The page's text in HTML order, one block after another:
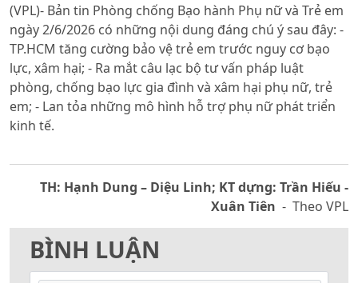
10s
10s
(VPL)- Bản tin Phòng chống Bạo hành Phụ nữ và Trẻ em
ngày 2/6/2026 có những nội dung đáng chú ý sau đây: -
TP.HCM tăng cường bảo vệ trẻ em trước nguy cơ bạo
lực, xâm hại; - Ra mắt câu lạc bộ tư vấn pháp luật
phòng, chống bạo lực gia đình và xâm hại phụ nữ, trẻ
em; - Lan tỏa những mô hình hỗ trợ phụ nữ phát triển
kinh tế.
TH: Hạnh Dung – Diệu Linh; KT dựng: Trần Hiếu -
Xuân Tiên - Theo VPL
BÌNH LUẬN